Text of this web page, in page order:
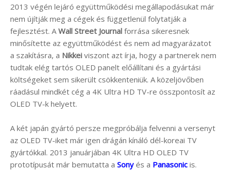
2013 végén lejáró együttműködési megállapodásukat már
nem újítják meg a cégek és függetlenül folytatják a
fejlesztést. A Wall Street Journal forrása sikeresnek
minősítette az együttműködést és nem ad magyarázatot
a szakításra, a Nikkei viszont azt írja, hogy a partnerek nem
tudtak elég tartós OLED panelt előállítani és a gyártási
költségeket sem sikerült csökkenteniük. A közeljövőben
ráadásul mindkét cég a 4K Ultra HD TV-re összpontosít az
OLED TV-k helyett.
A két japán gyártó persze megpróbálja felvenni a versenyt
az OLED TV-iket már igen drágán kínáló dél-koreai TV
gyártókkal. 2013 januárjában 4K Ultra HD OLED TV
prototípusát már bemutatta a Sonyés a Panasonic is.